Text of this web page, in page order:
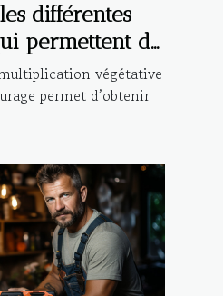
différentes
permettent de
d’unevégétative
permet d’obtenir